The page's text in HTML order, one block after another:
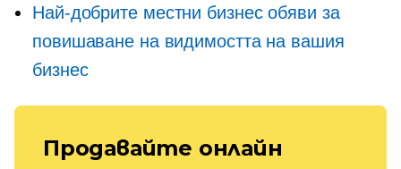
Най-добрите местни бизнес обяви за
повишаване на видимостта на вашия
бизнес
Продавайте онлайн